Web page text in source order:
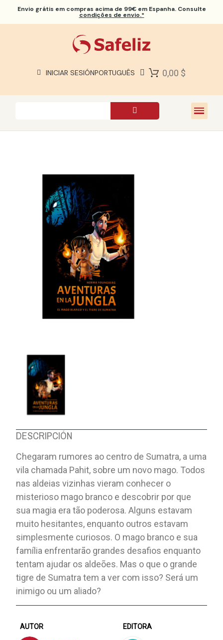
Envio grátis em compras acima de 99€ em Espanha. Consulte
condições de envio.*
INICIAR SESIÓNPORTUGUÊS 0,00 $
SOBRE NÓS
DESCRIPCIÓN
Chegaram rumores ao centro de Sumatra, a uma
vila chamada Pahit, sobre um novo mago. Todos
nas aldeias vizinhas vieram conhecer o
misterioso mago branco e descobrir por que
sua magia era tão poderosa. Alguns estavam
muito hesitantes, enquanto outros estavam
simplesmente curiosos. O mago branco e sua
família enfrentarão grandes desafios enquanto
tentam ajudar os aldeões. Mas o que o grande
tigre de Sumatra tem a ver com isso? Será um
inimigo ou um aliado?
AUTOR EDITORA